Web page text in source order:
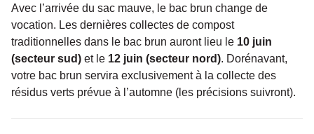
Avec l’arrivée du sac mauve, le bac brun change de
vocation. Les dernières collectes de compost
traditionnelles dans le bac brun auront lieu le 10 juin
(secteur sud) et le 12 juin (secteur nord). Dorénavant,
votre bac brun servira exclusivement à la collecte des
résidus verts prévue à l’automne (les précisions suivront).